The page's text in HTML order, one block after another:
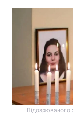
Підозрюваного